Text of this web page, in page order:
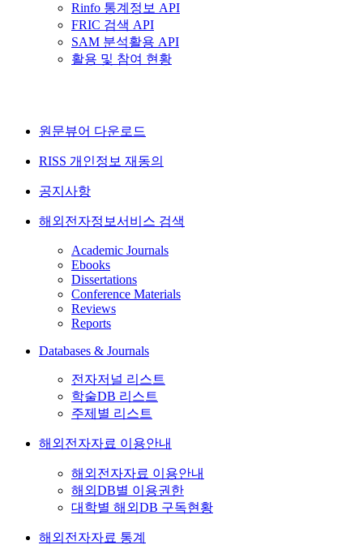
Rinfo 통계정보 API
FRIC 검색 API
SAM 분석활용 API
활용 및 참여 현황
원문뷰어 다운로드
RISS 개인정보 재동의
공지사항
해외전자정보서비스 검색
Academic Journals
Ebooks
Dissertations
Conference Materials
Reviews
Reports
Databases & Journals
전자저널 리스트
학술DB 리스트
주제별 리스트
해외전자자료 이용안내
해외전자자료 이용안내
해외DB별 이용권한
대학별 해외DB 구독현황
해외전자자료 통계